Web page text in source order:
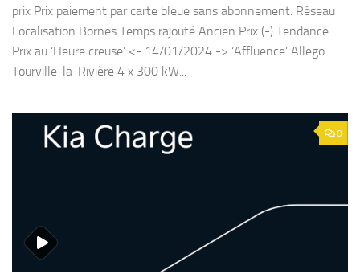
prix Prix paiement par carte bleue sans abonnement. Réseau
Localisation Bornes Temps rajouté Ancien Prix (-) Tendance
Prix au ‘Heure creuse’ <- 14/01/2024 -> ‘Affluence’ Allego
Tourville-la-Rivière 4 x 300 kW...
0